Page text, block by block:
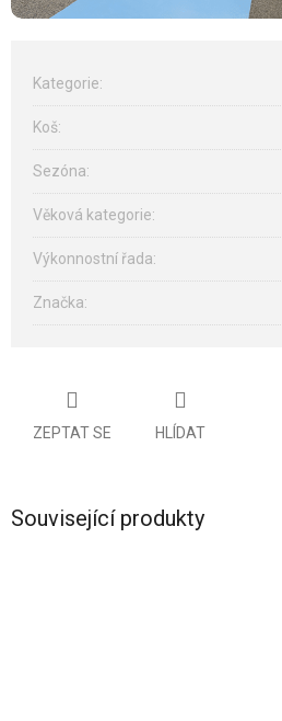
Kategorie:
Koš:
Sezóna:
Věková kategorie:
Výkonnostní řada:
Značka:
ZEPTAT SE HLÍDAT
Související produkty